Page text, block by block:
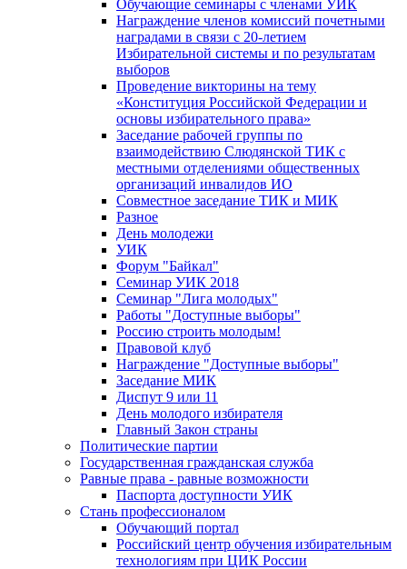
Обучающие семинары с членами УИК
Награждение членов комиссий почетными
наградами в связи с 20-летием
Избирательной системы и по результатам
выборов
Проведение викторины на тему
«Конституция Российской Федерации и
основы избирательного права»
Заседание рабочей группы по
взаимодействию Слюдянской ТИК с
местными отделениями общественных
организаций инвалидов ИО
Совместное заседание ТИК и МИК
Разное
День молодежи
УИК
Форум "Байкал"
Семинар УИК 2018
Семинар "Лига молодых"
Работы "Доступные выборы"
Россию строить молодым!
Правовой клуб
Награждение "Доступные выборы"
Заседание МИК
Диспут 9 или 11
День молодого избирателя
Главный Закон страны
Политические партии
Государственная гражданская служба
Равные права - равные возможности
Паспорта доступности УИК
Стань профессионалом
Обучающий портал
Российский центр обучения избирательным
технологиям при ЦИК России